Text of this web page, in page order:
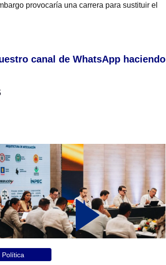
provocaría una carrera para sustituir el
canal de WhatsApp haciendo
Política